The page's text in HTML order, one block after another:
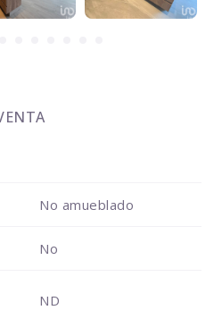
No amueblado
No
ND